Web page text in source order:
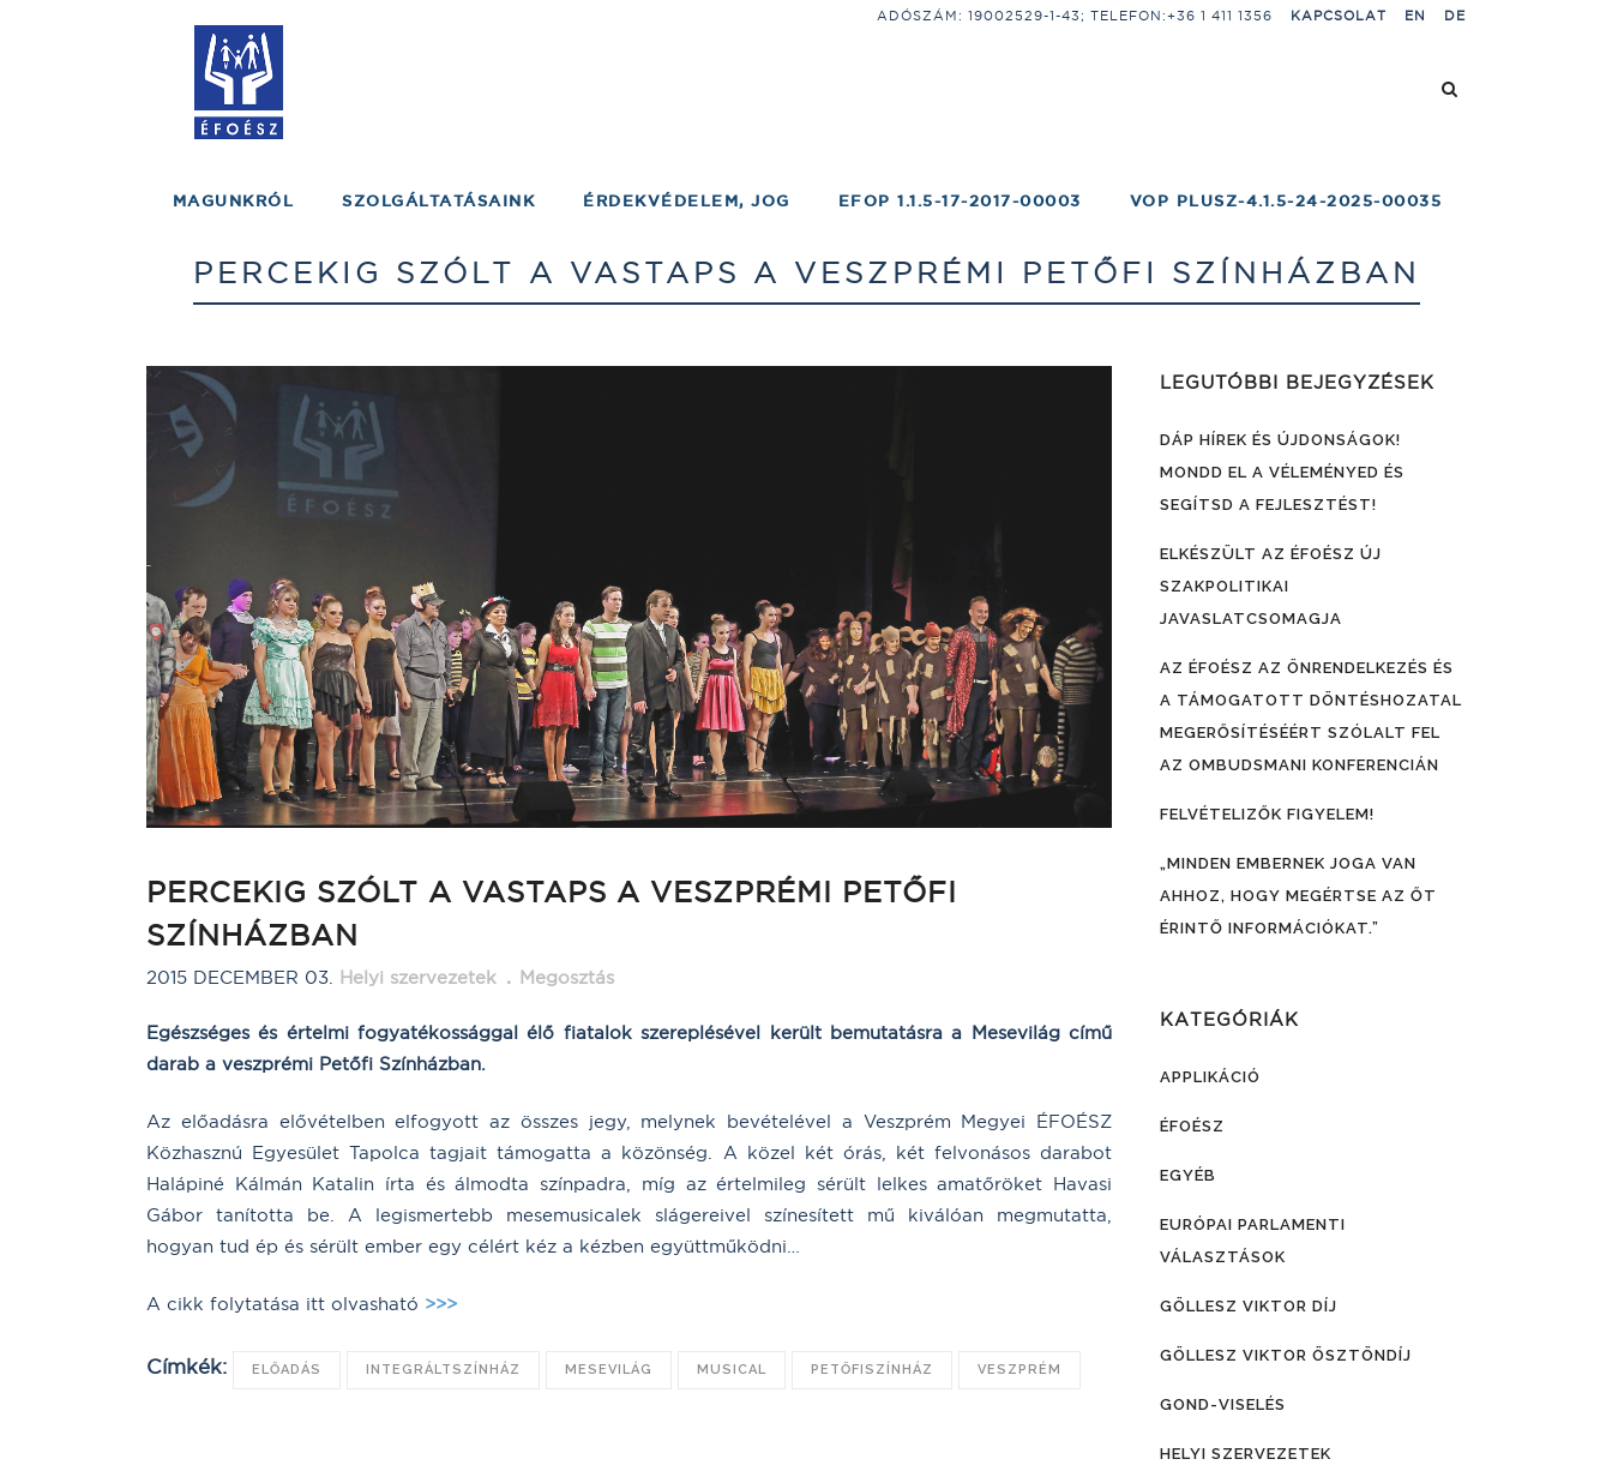
ADÓSZÁM: 19002529-1-43; TELEFON:+36 1 411 1356 KAPCSOLAT EN DE
MAGUNKRÓL SZOLGÁLTATÁSAINK ÉRDEKVÉDELEM, JOG EFOP 1.1.5-17-2017-00003 VOP PLUSZ-4.1.5-24-2025-00035
PERCEKIG SZÓLT A VASTAPS A VESZPRÉMI PETŐFI SZÍNHÁZBAN
PERCEKIG SZÓLT A VASTAPS A VESZPRÉMI PETŐFI
SZÍNHÁZBAN
2015 DECEMBER 03. Helyi szervezetek Megosztás
Egészséges és értelmi fogyatékossággal élő fiatalok szereplésével került bemutatásra a Mesevilág című
darab a veszprémi Petőfi Színházban.
Az előadásra elővételben elfogyott az összes jegy, melynek bevételével a Veszprém Megyei ÉFOÉSZ
Közhasznú Egyesület Tapolca tagjait támogatta a közönség. A közel két órás, két felvonásos darabot
Halápiné Kálmán Katalin írta és álmodta színpadra, míg az értelmileg sérült lelkes amatőröket Havasi
Gábor tanította be. A legismertebb mesemusicalek slágereivel színesített mű kiválóan megmutatta,
hogyan tud ép és sérült ember egy célért kéz a kézben együttműködni…
A cikk folytatása itt olvasható >>>
Címkék: ELŐADÁS INTEGRÁLTSZÍNHÁZ MESEVILÁG MUSICAL PETŐFISZÍNHÁZ VESZPRÉM
LEGUTÓBBI BEJEGYZÉSEK
DÁP HÍREK ÉS ÚJDONSÁGOK!
MONDD EL A VÉLEMÉNYED ÉS
SEGÍTSD A FEJLESZTÉST!
ELKÉSZÜLT AZ ÉFOÉSZ ÚJ
SZAKPOLITIKAI
JAVASLATCSOMAGJA
AZ ÉFOÉSZ AZ ÖNRENDELKEZÉS ÉS
A TÁMOGATOTT DÖNTÉSHOZATAL
MEGERŐSÍTÉSÉÉRT SZÓLALT FEL
AZ OMBUDSMANI KONFERENCIÁN
FELVÉTELIZŐK FIGYELEM!
„MINDEN EMBERNEK JOGA VAN
AHHOZ, HOGY MEGÉRTSE AZ ŐT
ÉRINTŐ INFORMÁCIÓKAT.”
KATEGÓRIÁK
APPLIKÁCIÓ
ÉFOÉSZ
EGYÉB
EURÓPAI PARLAMENTI
VÁLASZTÁSOK
GÖLLESZ VIKTOR DÍJ
GÖLLESZ VIKTOR ÖSZTÖNDÍJ
GOND-VISELÉS
HELYI SZERVEZETEK